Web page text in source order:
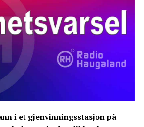
i et gjenvinningsstasjon på